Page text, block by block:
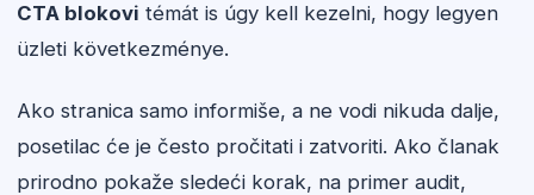
CTA blokovi témát is úgy kell kezelni, hogy legyen
üzleti következménye.
Ako stranica samo informiše, a ne vodi nikuda dalje,
posetilac će je često pročitati i zatvoriti. Ako članak
prirodno pokaže sledeći korak, na primer audit,